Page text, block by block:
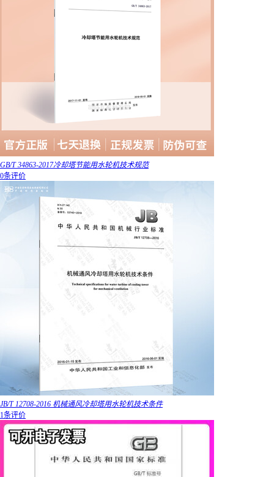
GB/T 34863-2017冷却塔节能用水轮机技术规范
0条评价
JB/T 12708-2016 机械通风冷却塔用水轮机技术条件
1条评价